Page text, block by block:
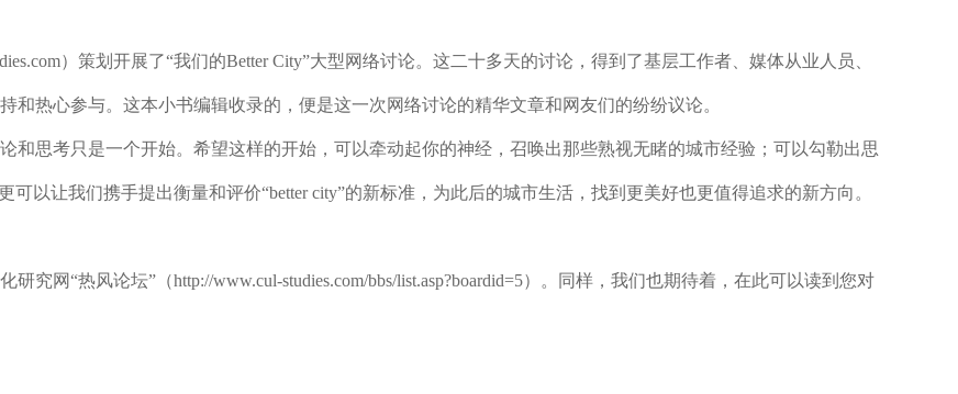
）策划开展了“我们的Better City”大型网络讨论。这二十多天的讨论，得到了基层工作者、媒体从业人员、
热心参与。这本小书编辑收录的，便是这一次网络讨论的精华文章和网友们的纷纷议论。
思考只是一个开始。希望这样的开始，可以牵动起你的神经，召唤出那些熟视无睹的城市经验；可以勾勒出思
以让我们携手提出衡量和评价“better city”的新标准，为此后的城市生活，找到更美好也更值得追求的新方向。
网“热风论坛”（http://www.cul-studies.com/bbs/list.asp?boardid=5）。同样，我们也期待着，在此可以读到您对